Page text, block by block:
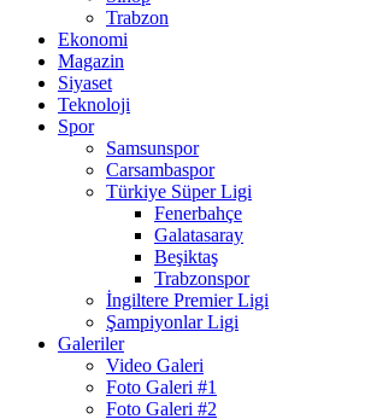
Trabzon
Ekonomi
Magazin
Siyaset
Teknoloji
Spor
Samsunspor
Carsambaspor
Türkiye Süper Ligi
Fenerbahçe
Galatasaray
Beşiktaş
Trabzonspor
İngiltere Premier Ligi
Şampiyonlar Ligi
Galeriler
Video Galeri
Foto Galeri #1
Foto Galeri #2